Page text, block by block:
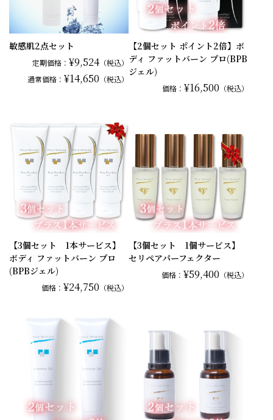
敏感肌2点セット
定期価格： ¥9,524 （税込）
通常価格： ¥14,650 （税込）
【2個セット ポイント2倍】ボ
ディ ファットバーン プロ(BPB
ジェル)
価格： ¥16,500 （税込）
【3個セット 1本サービス】
ボディ ファットバーン プロ
(BPBジェル)
価格：¥24,750 （税込）
【3個セット 1個サービス】
セリペアパーフェクター
価格： ¥59,400 （税込）